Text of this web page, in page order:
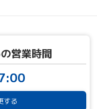
の営業時間
する